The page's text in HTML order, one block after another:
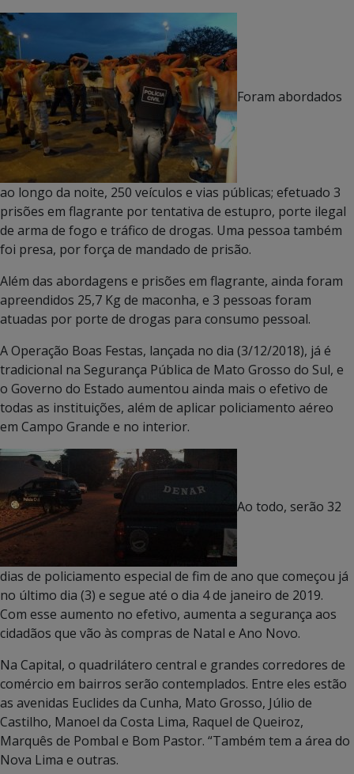
Foram abordados
ao longo da noite, 250 veículos e vias públicas; efetuado 3
prisões em flagrante por tentativa de estupro, porte ilegal
de arma de fogo e tráfico de drogas. Uma pessoa também
foi presa, por força de mandado de prisão.
Além das abordagens e prisões em flagrante, ainda foram
apreendidos 25,7 Kg de maconha, e 3 pessoas foram
atuadas por porte de drogas para consumo pessoal.
A Operação Boas Festas, lançada no dia (3/12/2018), já é
tradicional na Segurança Pública de Mato Grosso do Sul, e
o Governo do Estado aumentou ainda mais o efetivo de
todas as instituições, além de aplicar policiamento aéreo
em Campo Grande e no interior.
Ao todo, serão 32
dias de policiamento especial de fim de ano que começou já
no último dia (3) e segue até o dia 4 de janeiro de 2019.
Com esse aumento no efetivo, aumenta a segurança aos
cidadãos que vão às compras de Natal e Ano Novo.
Na Capital, o quadrilátero central e grandes corredores de
comércio em bairros serão contemplados. Entre eles estão
as avenidas Euclides da Cunha, Mato Grosso, Júlio de
Castilho, Manoel da Costa Lima, Raquel de Queiroz,
Marquês de Pombal e Bom Pastor. “Também tem a área do
Nova Lima e outras.